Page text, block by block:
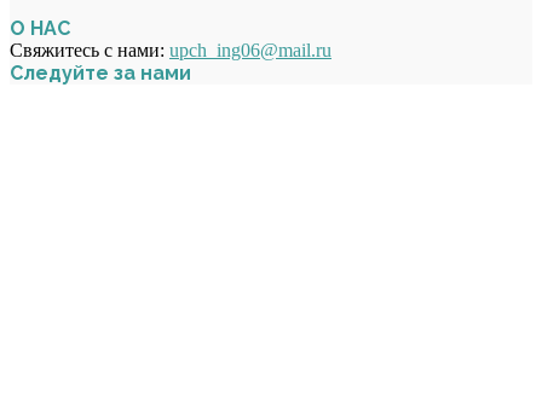
О НАС
Свяжитесь с нами: upch_ing06@mail.ru
Следуйте за нами